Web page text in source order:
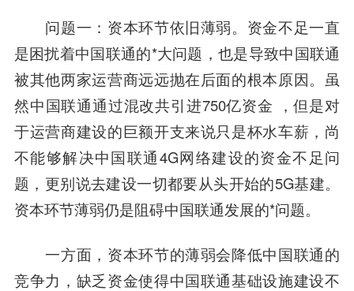
问题一：资本环节依旧薄弱。 资金不足一直
是困扰着中国联通的*大问题，也是导致中国联通
被其他两家运营商远远抛在后面的根本原因。虽
然中国联通通过混改共引进750亿资金 ，但是对
于运营商建设的巨额开支来说只是杯水车薪，尚
不能够解决中国联通4G网络建设的资金不足问
题，更别说去建设一切都要从头开始的5G基建。
资本环节薄弱仍是阻碍中国联通发展的*问题。
一方面，资本环节的薄弱会降低中国联通的
竞争力，缺乏资金使得中国联通基础设施建设不